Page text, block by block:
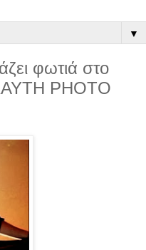
▼
φωτιά στο
ΚAYΤΗ ΡΗΟΤΟ